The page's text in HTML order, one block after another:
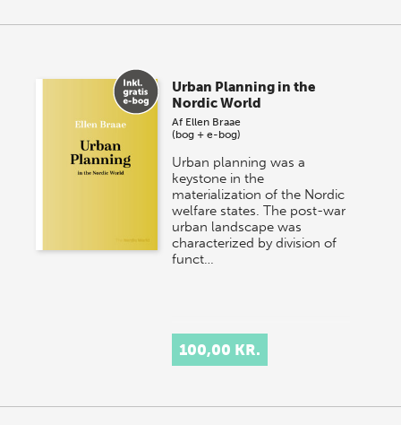
Urban Planning in the
Nordic World
Af Ellen Braae
(bog + e-bog)
Urban planning was a
keystone in the
materialization of the Nordic
welfare states. The post-war
urban landscape was
characterized by division of
funct…
100,00 KR.